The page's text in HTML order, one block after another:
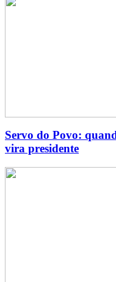
Servo do Povo:
vira presidente